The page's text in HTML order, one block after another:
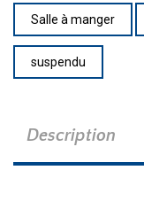
Salle à manger
suspendu
Description